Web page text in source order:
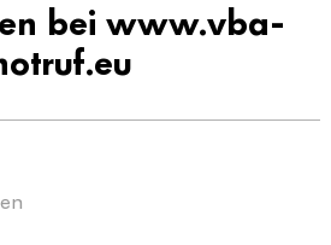
bei www.vba-